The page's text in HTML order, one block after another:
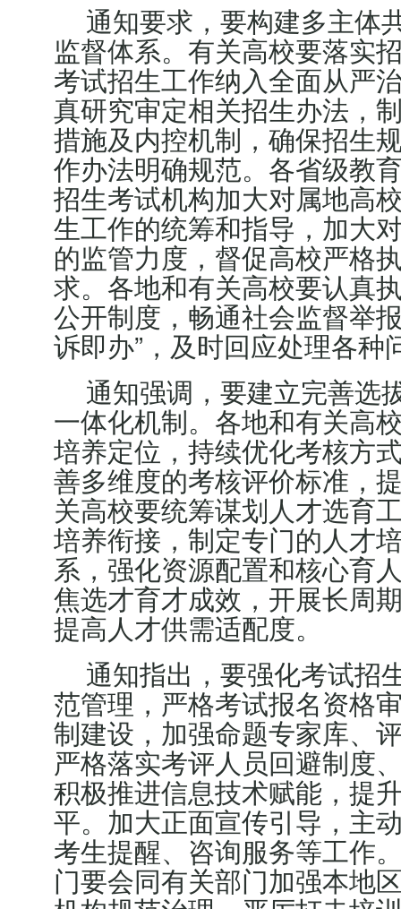
通知要求，要构建多主体
监督体系。有关高校要落实
考试招生工作纳入全面从严
真研究审定相关招生办法，
措施及内控机制，确保招生
作办法明确规范。各省级教
招生考试机构加大对属地高
生工作的统筹和指导，加大
的监管力度，督促高校严格
求。各地和有关高校要认真
公开制度，畅通社会监督举
诉即办”，及时回应处理各种
通知强调，要建立完善选
一体化机制。各地和有关高
培养定位，持续优化考核方
善多维度的考核评价标准，
关高校要统筹谋划人才选育
培养衔接，制定专门的人才
系，强化资源配置和核心育
焦选才育才成效，开展长周
提高人才供需适配度。
通知指出，要强化考试招
范管理，严格考试报名资格
制建设，加强命题专家库、
严格落实考评人员回避制度
积极推进信息技术赋能，提
平。加大正面宣传引导，主
考生提醒、咨询服务等工作
门要会同有关部门加强本地